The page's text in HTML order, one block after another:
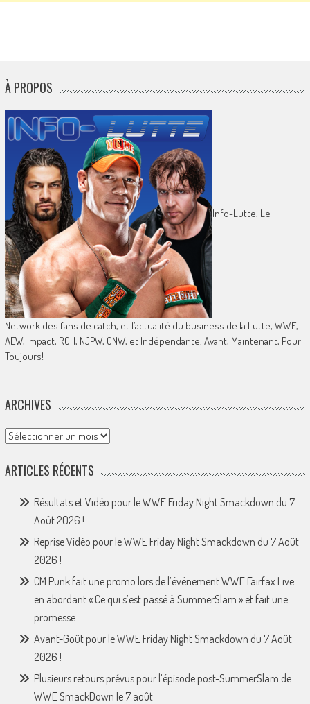
À PROPOS
Info-Lutte. Le
Network des fans de catch, et l’actualité du business de la Lutte, WWE,
AEW, Impact, ROH, NJPW, GNW, et Indépendante. Avant, Maintenant, Pour
Toujours!
ARCHIVES
Archives
ARTICLES RÉCENTS
Résultats et Vidéo pour le WWE Friday Night Smackdown du 7
Août 2026 !
Reprise Vidéo pour le WWE Friday Night Smackdown du 7 Août
2026 !
CM Punk fait une promo lors de l’événement WWE Fairfax Live
en abordant « Ce qui s’est passé à SummerSlam » et fait une
promesse
Avant-Goût pour le WWE Friday Night Smackdown du 7 Août
2026 !
Plusieurs retours prévus pour l’épisode post-SummerSlam de
WWE SmackDown le 7 août